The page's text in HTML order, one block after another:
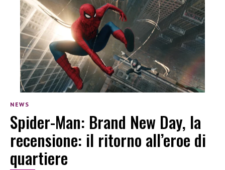
NEWS
Spider-Man: Brand New Day, la
recensione: il ritorno all’eroe di
quartiere